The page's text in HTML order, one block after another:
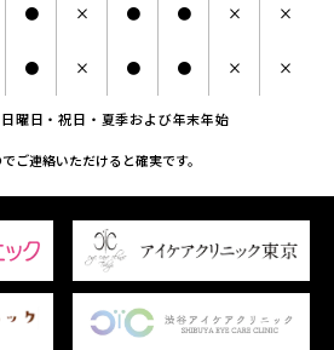
● × ● ● × ×
● × ● ● × ×
曜日・祝日・夏季および年末年始
ご連絡いただけると確実です。